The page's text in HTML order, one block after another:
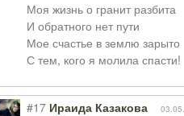
Моя жизнь о гранит разбита
И обратного нет пути
Мое счастье в землю зарыто
С тем, кого я молила спасти!
#17 Ираида Казакова